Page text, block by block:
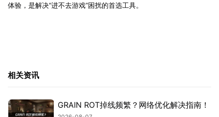
体验，是解决“进不去游戏”困扰的首选工具。
相关资讯
GRAIN ROT掉线频繁？网络优化解决指南！